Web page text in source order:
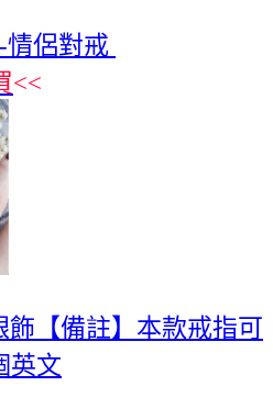
情侶對戒
<<
飾【備註】本款戒指可
英文